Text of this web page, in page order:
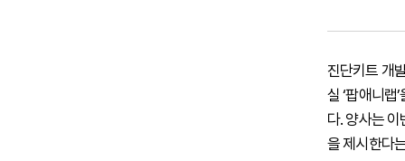
진단키트 개
실 ‘팝애니랩
다. 양사는
을 제시한다